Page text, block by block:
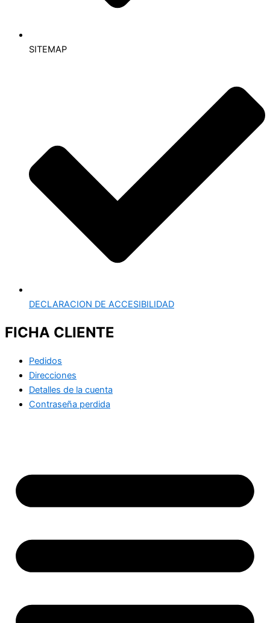
SITEMAP
DECLARACION DE ACCESIBILIDAD
FICHA CLIENTE
Pedidos
Direcciones
Detalles de la cuenta
Contraseña perdida